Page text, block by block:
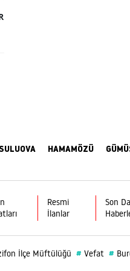
Tokat
Tunceli
Şanlıurfa
HAMAMÖZÜ
Resmi
İlanlar
Son
İlçe Müftülüğü # Vefat #